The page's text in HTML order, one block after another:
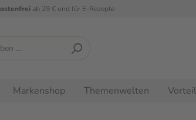
ab 29 € und für E-Rezepte
Markenshop Themenwelten